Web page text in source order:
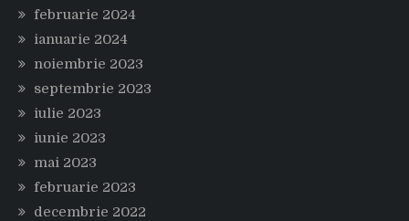
februarie 2024
ianuarie 2024
noiembrie 2023
septembrie 2023
iulie 2023
iunie 2023
mai 2023
februarie 2023
decembrie 2022